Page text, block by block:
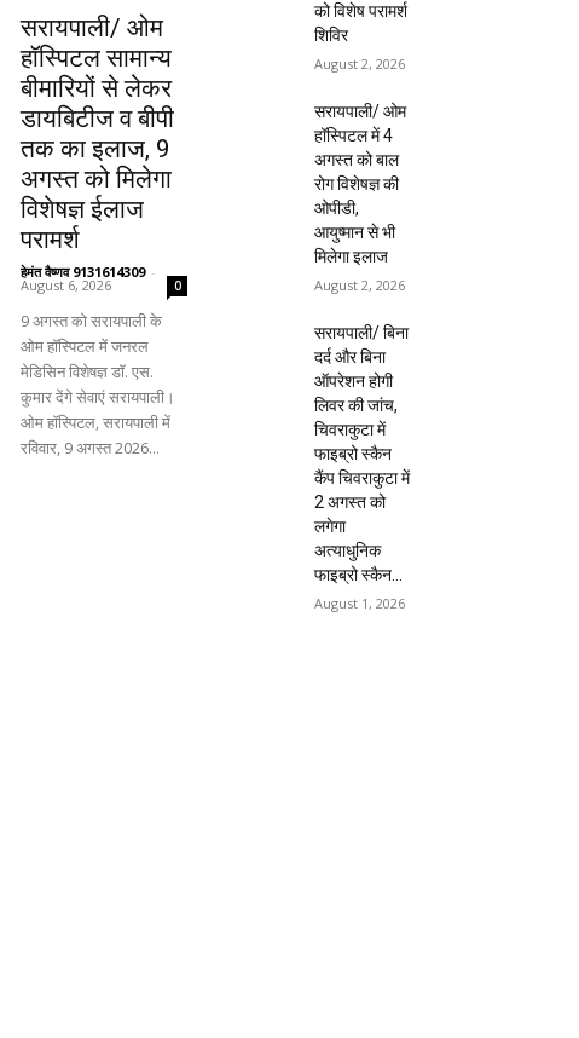
सरायपाली/ ओम
हॉस्पिटल सामान्य
बीमारियों से लेकर
डायबिटीज व बीपी
तक का इलाज, 9
अगस्त को मिलेगा
विशेषज्ञ ईलाज
परामर्श
हेमंत वैष्णव 9131614309 -
August 6, 2026 0
9 अगस्त को सरायपाली के
ओम हॉस्पिटल में जनरल
मेडिसिन विशेषज्ञ डॉ. एस.
कुमार देंगे सेवाएं सरायपाली।
ओम हॉस्पिटल, सरायपाली में
रविवार, 9 अगस्त 2026...
को विशेष परामर्श
शिविर
August 2, 2026
सरायपाली/ ओम
हॉस्पिटल में 4
अगस्त को बाल
रोग विशेषज्ञ की
ओपीडी,
आयुष्मान से भी
मिलेगा इलाज
August 2, 2026
सरायपाली/ बिना
दर्द और बिना
ऑपरेशन होगी
लिवर की जांच,
चिवराकुटा में
फाइब्रो स्कैन
कैंप चिवराकुटा में
2 अगस्त को
लगेगा
अत्याधुनिक
फाइब्रो स्कैन...
August 1, 2026